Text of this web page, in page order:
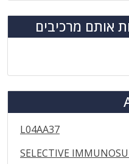
אותם מרכיבים
L04AA37
SELECTIVE